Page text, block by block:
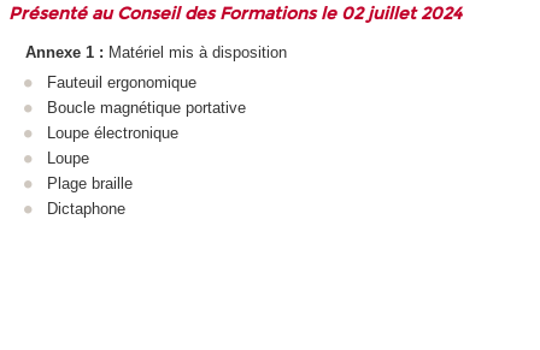
Présenté au Conseil des Formations le 02 juillet 2024
Annexe 1 : Matériel mis à disposition
Fauteuil ergonomique
Boucle magnétique portative
Loupe électronique
Loupe
Plage braille
Dictaphone